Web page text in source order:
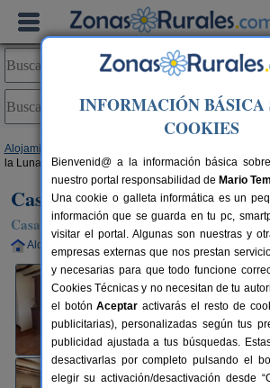
Alojamientos
la Luna III
Casa Rural Mirador de la
Casa Rural en Hornos de Segura (Jaén)
Alquiler completo 150 km de
INFORMACIÓN BÁSICA
COOKIES
Bienvenid@ a la información básica
nuestro portal responsabilidad de Mario
Una cookie o galleta informática es un
información que se guarda en tu pc,
visitar el portal. Algunas son nuestras y
empresas externas que nos prestan
y necesarias para que todo funcione
Cookies Técnicas y no necesitan de tu
el botónAceptar activarás el resto de
publicitarias), personalizadas según tus
publicidad ajustada a tus búsquedas.
desactivarlas por completo pulsando el
elegir su activación/desactivación desde